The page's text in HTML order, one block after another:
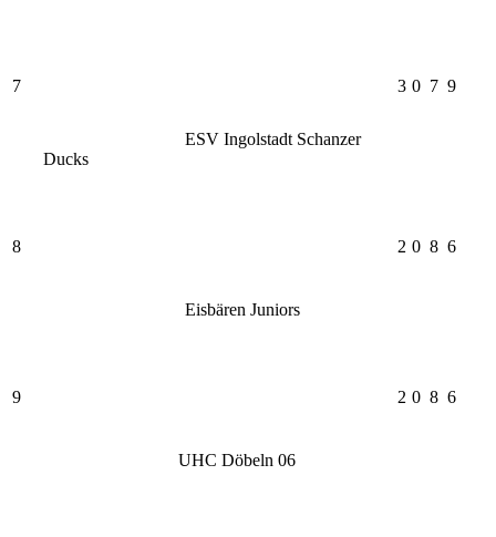
7
ESV Ingolstadt Schanzer
Ducks
3 0 7 9
8
Eisbären Juniors
2 0 8 6
9
UHC Döbeln 06
2 0 8 6